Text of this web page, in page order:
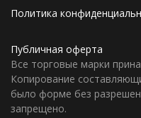
Политика
Публичная оферта
Все торговые марки
Копирование
было форме без
запрещено.